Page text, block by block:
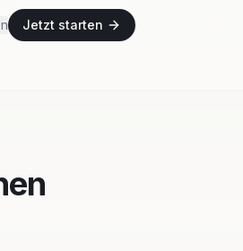
Jetzt starten